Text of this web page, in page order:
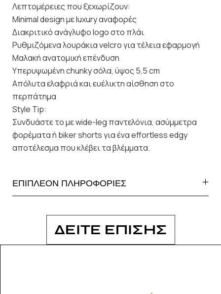
Λεπτομέρειες που ξεχωρίζουν:
Minimal design με luxury αναφορές
Διακριτικό ανάγλυφο logo στο πλάι
Ρυθμιζόμενα λουράκια velcro για τέλεια εφαρμογή
Μαλακή ανατομική επένδυση
Υπερυψωμένη chunky σόλα, ύψος 5,5 cm
Απόλυτα ελαφριά και ευέλικτη αίσθηση στο
περπάτημα
Style Tip:
Συνδυάστε το με wide-leg παντελόνια, ασύμμετρα
φορέματα ή biker shorts για ένα effortless edgy
αποτέλεσμα που κλέβει τα βλέμματα.
ΕΠΙΠΛΕΟΝ ΠΛΗΡΟΦΟΡΙΕΣ
ΔΕΙΤΕ ΕΠΙΣΗΣ